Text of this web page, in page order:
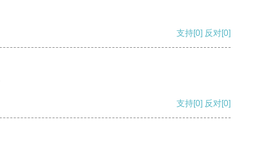
支持[0] 反对[0]
支持[0] 反对[0]